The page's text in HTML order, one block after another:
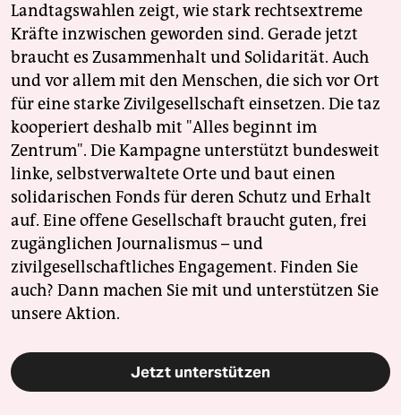
Landtagswahlen zeigt, wie stark rechtsextreme
Kräfte inzwischen geworden sind. Gerade jetzt
braucht es Zusammenhalt und Solidarität. Auch
und vor allem mit den Menschen, die sich vor Ort
für eine starke Zivilgesellschaft einsetzen. Die taz
kooperiert deshalb mit "Alles beginnt im
Zentrum". Die Kampagne unterstützt bundesweit
linke, selbstverwaltete Orte und baut einen
solidarischen Fonds für deren Schutz und Erhalt
auf. Eine offene Gesellschaft braucht guten, frei
zugänglichen Journalismus – und
zivilgesellschaftliches Engagement. Finden Sie
auch? Dann machen Sie mit und unterstützen Sie
unsere Aktion.
Jetzt unterstützen